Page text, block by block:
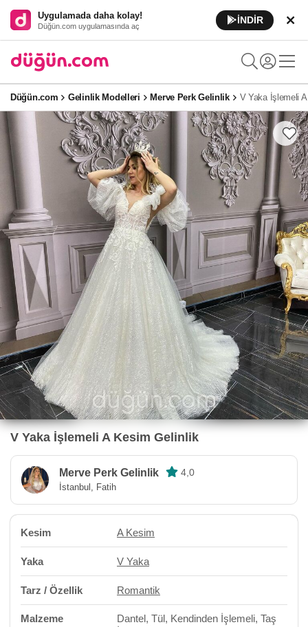
Uygulamada daha kolay!
Düğün.com uygulamasında aç
İNDİR
Düğün.com Gelinlik Modelleri Merve Perk Gelinlik V Yaka İşlemeli
V Yaka İşlemeli A Kesim Gelinlik
Merve Perk Gelinlik 4,0
İstanbul, Fatih
Kesim A Kesim
Yaka V Yaka
Tarz / Özellik Romantik
Malzeme
Dantel, Tül, Kendinden İşlemeli, Taş